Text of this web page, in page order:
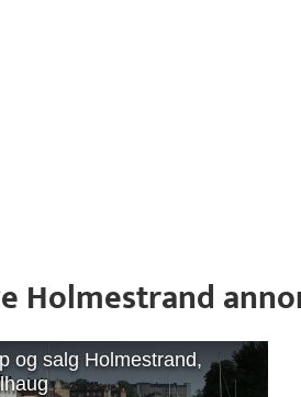
Holmestrand
og salg Holmestrand,